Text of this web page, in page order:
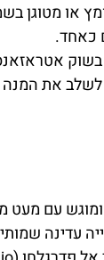
או מטוגן
כאחד.
לשלב את
עם מעט
עדינה